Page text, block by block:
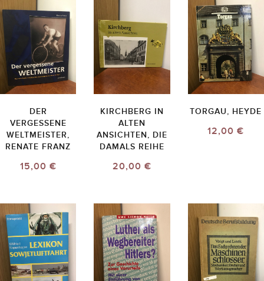
DER
VERGESSENE
WELTMEISTER,
RENATE FRANZ
15,00 €
KIRCHBERG IN
ALTEN
ANSICHTEN, DIE
DAMALS REIHE
20,00 €
TORGAU, HEYDE
12,00 €